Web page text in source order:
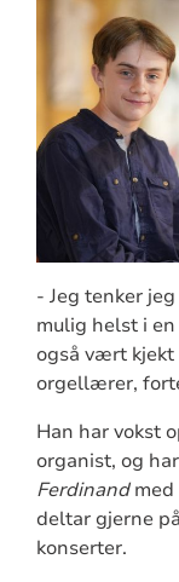
- Jeg tenker
mulig helst i
også vært
orgellærer,
Han har vokst
organist, og
Ferdinand
deltar gjerne
konserter.